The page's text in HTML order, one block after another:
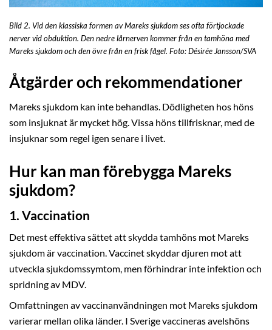
Bild 2. Vid den klassiska formen av Mareks sjukdom ses ofta förtjockade
nerver vid obduktion. Den nedre lårnerven kommer från en tamhöna med
Mareks sjukdom och den övre från en frisk fågel. Foto: Désirée Jansson/SVA
Åtgärder och rekommendationer
Mareks sjukdom kan inte behandlas. Dödligheten hos höns
som insjuknat är mycket hög. Vissa höns tillfrisknar, med de
insjuknar som regel igen senare i livet.
Hur kan man förebygga Mareks
sjukdom?
1. Vaccination
Det mest effektiva sättet att skydda tamhöns mot Mareks
sjukdom är vaccination. Vaccinet skyddar djuren mot att
utveckla sjukdomssymtom, men förhindrar inte infektion och
spridning av MDV.
Omfattningen av vaccinanvändningen mot Mareks sjukdom
varierar mellan olika länder. I Sverige vaccineras avelshöns